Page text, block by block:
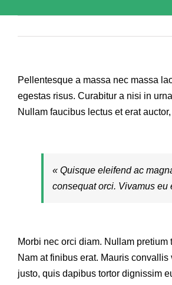
Pellentesque a massa nec massa
egestas risus. Curabitur a nisi in
Nullam faucibus lectus et erat
« Quisque eleifend ac
consequat orci. Vivamus eu
Morbi nec orci diam. Nullam
Nam at finibus erat. Mauris
justo, quis dapibus tortor dignissim